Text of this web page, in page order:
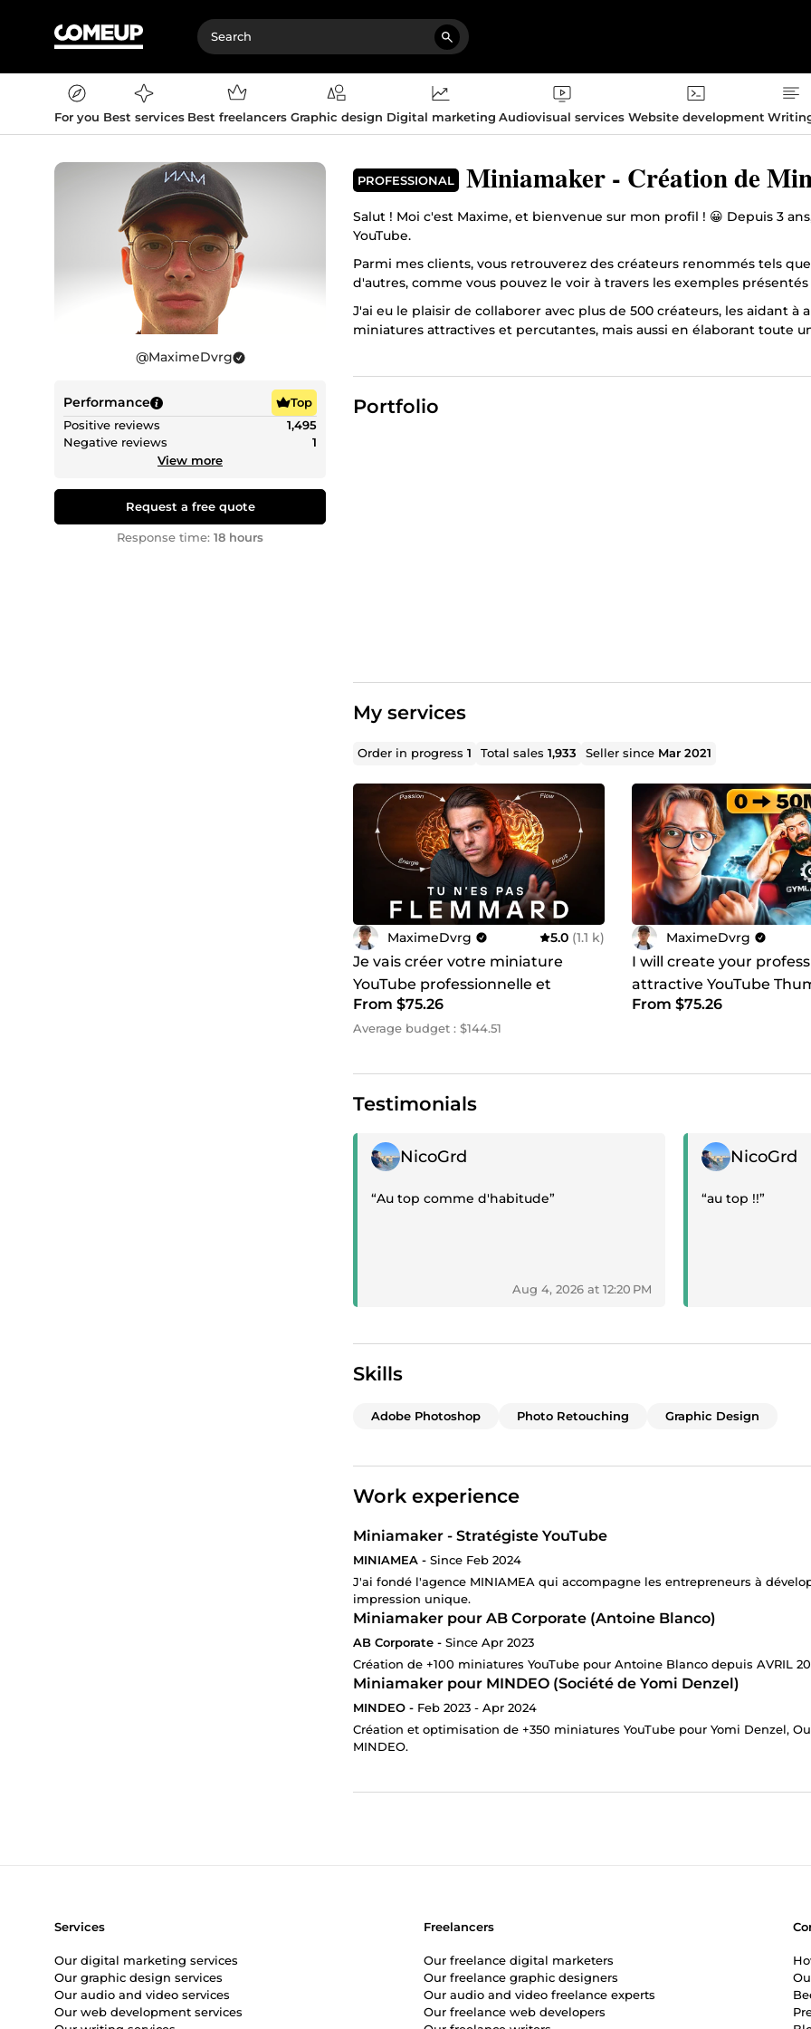
For you Best services Best freelancers Graphic design Digital marketing Audiovisual services Website development
@MaximeDvrg
Performance
Top
Positive reviews
1,495
Negative reviews
1
View more
Request a free quote
Response time: 18 hours
PROFESSIONAL Miniamaker - Création de
Salut ! Moi c'est Maxime, et bienvenue sur mon profil ! 😀 Depuis 3
YouTube.
Parmi mes clients, vous retrouverez des créateurs renommés tels
d'autres, comme vous pouvez le voir à travers les exemples
J'ai eu le plaisir de collaborer avec plus de 500 créateurs, les aidant à
miniatures attractives et percutantes, mais aussi en élaborant toute
En bonus, j'optimise trois titres pour chaque miniature, afin
Pour des miniatures qui captent l'attention et prêtes en moins de 48
Portfolio
My services
Order in progress1 Total sales1,933 Seller since Mar 2021
MaximeDvrg 5.0 (1.1 k)
Je vais créer votre miniature
YouTube professionnelle et
attirante
From $75.26
Average budget : $144.51
MaximeDvrg
I will create your
attractive YouTube
From $75.26
Testimonials
Positive review
NicoGrd
“Au top comme d'habitude”
Aug 4, 2026 at 12:20 PM
Positive review
NicoGrd
“au top !!”
Skills
Adobe Photoshop Photo Retouching Graphic Design
Work experience
Miniamaker - Stratégiste YouTube
MINIAMEA - Since Feb 2024
J'ai fondé l'agence MINIAMEA qui accompagne les entrepreneurs à
impression unique.
Miniamaker pour AB Corporate (Antoine Blanco)
AB Corporate - Since Apr 2023
Création de +100 miniatures YouTube pour Antoine Blanco depuis AVRIL
Miniamaker pour MINDEO (Société de Yomi Denzel)
MINDEO - Feb 2023 - Apr 2024
Création et optimisation de +350 miniatures YouTube pour Yomi Denzel,
MINDEO.
Services
Our digital marketing services
Our graphic design services
Our audio and video services
Our web development services
Freelancers
Our freelance digital marketers
Our freelance graphic designers
Our audio and video freelance experts
Our freelance web developers